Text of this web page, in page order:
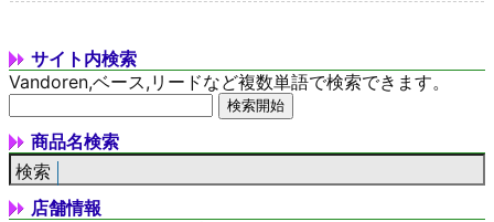
サイト内検索
Vandoren,ベース,リードなど複数単語で検索できます。
商品名検索
店舗情報